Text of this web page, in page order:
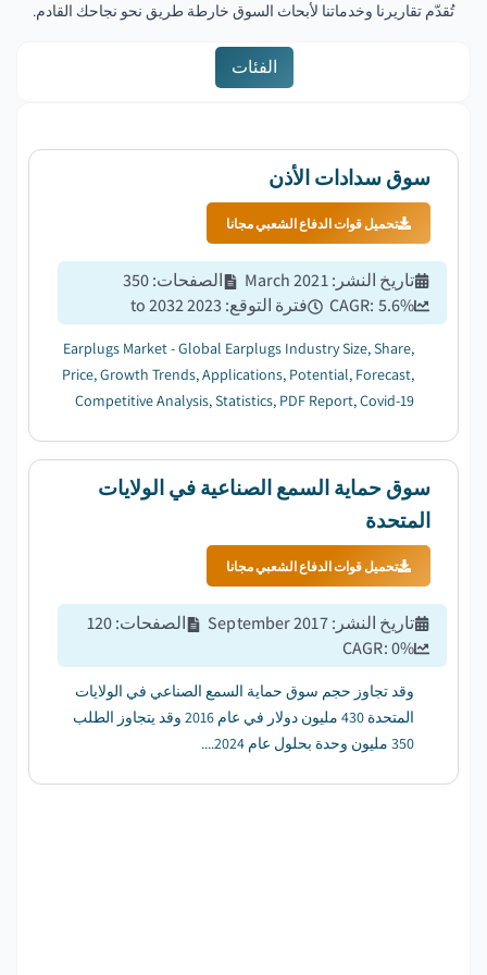
تُقدّم تقاريرنا وخدماتنا لأبحاث السوق خارطة طريق نحو نجاحك القادم.
الفئات
سوق سدادات الأذن
تحميل قوات الدفاع الشعبي مجانا
تاريخ النشر :
March 2021 الصفحات:
350
CAGR: 5.6% فترة التوقع:
2023 to 2032
Earplugs Market - Global Earplugs Industry Size, Share,
Price, Growth Trends, Applications, Potential, Forecast,
Competitive Analysis, Statistics, PDF Report, Covid-19
سوق حماية السمع الصناعية في الولايات
المتحدة
تحميل قوات الدفاع الشعبي مجانا
تاريخ النشر :
September 2017 الصفحات:
120
CAGR:0%
وقد تجاوز حجم سوق حماية السمع الصناعي في الولايات
المتحدة 430 مليون دولار في عام 2016 وقد يتجاوز الطلب
350 مليون وحدة بحلول عام 2024....